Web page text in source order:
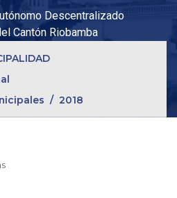
Descentralizado
Cantón Riobamba
2018